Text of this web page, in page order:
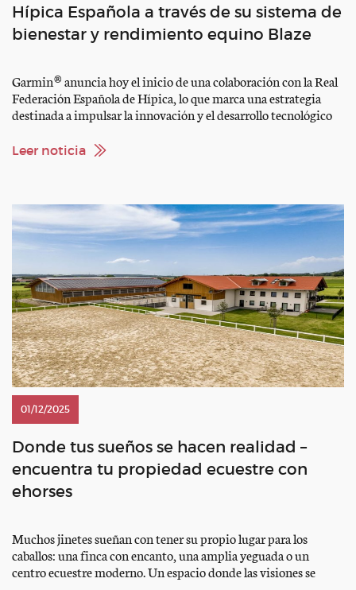
Hípica Española a través de su sistema de
bienestar y rendimiento equino Blaze
Garmin® anuncia hoy el inicio de una colaboración con la Real
Federación Española de Hípica, lo que marca una estrategia
destinada a impulsar la innovación y el desarrollo tecnológico
liderazgo de la federación en la promoción del deporte hípico
Leer noticia
01/12/2025
Donde tus sueños se hacen realidad –
encuentra tu propiedad ecuestre con
ehorses
Muchos jinetes sueñan con tener su propio lugar para los
caballos: una finca con encanto, una amplia yeguada o un
centro ecuestre moderno. Un espacio donde las visiones se